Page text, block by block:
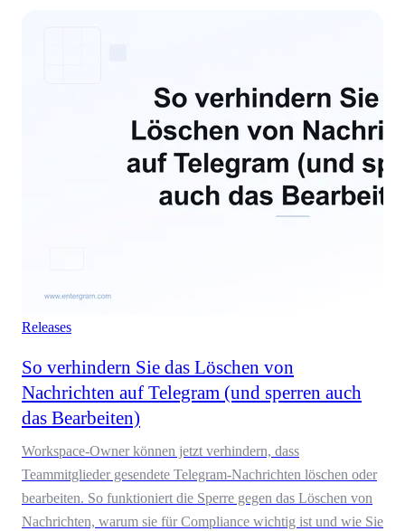
Releases
So verhindern Sie das Löschen von
Nachrichten auf Telegram (und sperren auch
das Bearbeiten)
Workspace-Owner können jetzt verhindern, dass
Teammitglieder gesendete Telegram-Nachrichten löschen oder
bearbeiten. So funktioniert die Sperre gegen das Löschen von
Nachrichten, warum sie für Compliance wichtig ist und wie Sie